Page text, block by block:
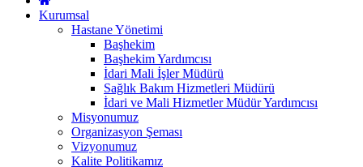
Kurumsal
Hastane Yönetimi
Başhekim
Başhekim Yardımcısı
İdari Mali İşler Müdürü
Sağlık Bakım Hizmetleri Müdürü
İdari ve Mali Hizmetler Müdür Yardımcısı
Misyonumuz
Organizasyon Şeması
Vizyonumuz
Kalite Politikamız